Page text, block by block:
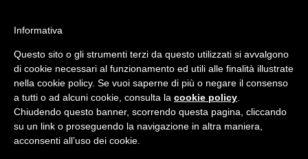
Mondo Italiano nel Mondo
LE INTERVISTE SONO AGLI ITALIANI CHE
RICOPRONO RUOLI ISTITUZIONALI, A
QUELLI CHE RAPPRESENTANO LA SOCIETÀ E
A CHI È UN "COMUNE CITTADINO" ...
PER TUTTO QUESTO SIAMO "ORGOGLIOSI
DI ESSERE ITALIANI"
Informativa
Questo sito o gli strumenti terzi da questo utilizzati si avvalgono
di cookie necessari al funzionamento ed utili alle finalità illustrate
nella cookie policy. Se vuoi saperne di più o negare il consenso
a tutti o ad alcuni cookie, consulta la cookie policy
Chiudendo questo banner, scorrendo questa pagina, cliccando
su un link o proseguendo la navigazione in altra maniera,
acconsenti all’uso dei cookie.